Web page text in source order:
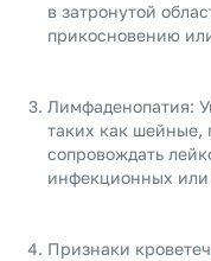
в затронутой
прикосновению
Лимфаденопатия:
таких как
сопровождать
инфекционных или
Признаки